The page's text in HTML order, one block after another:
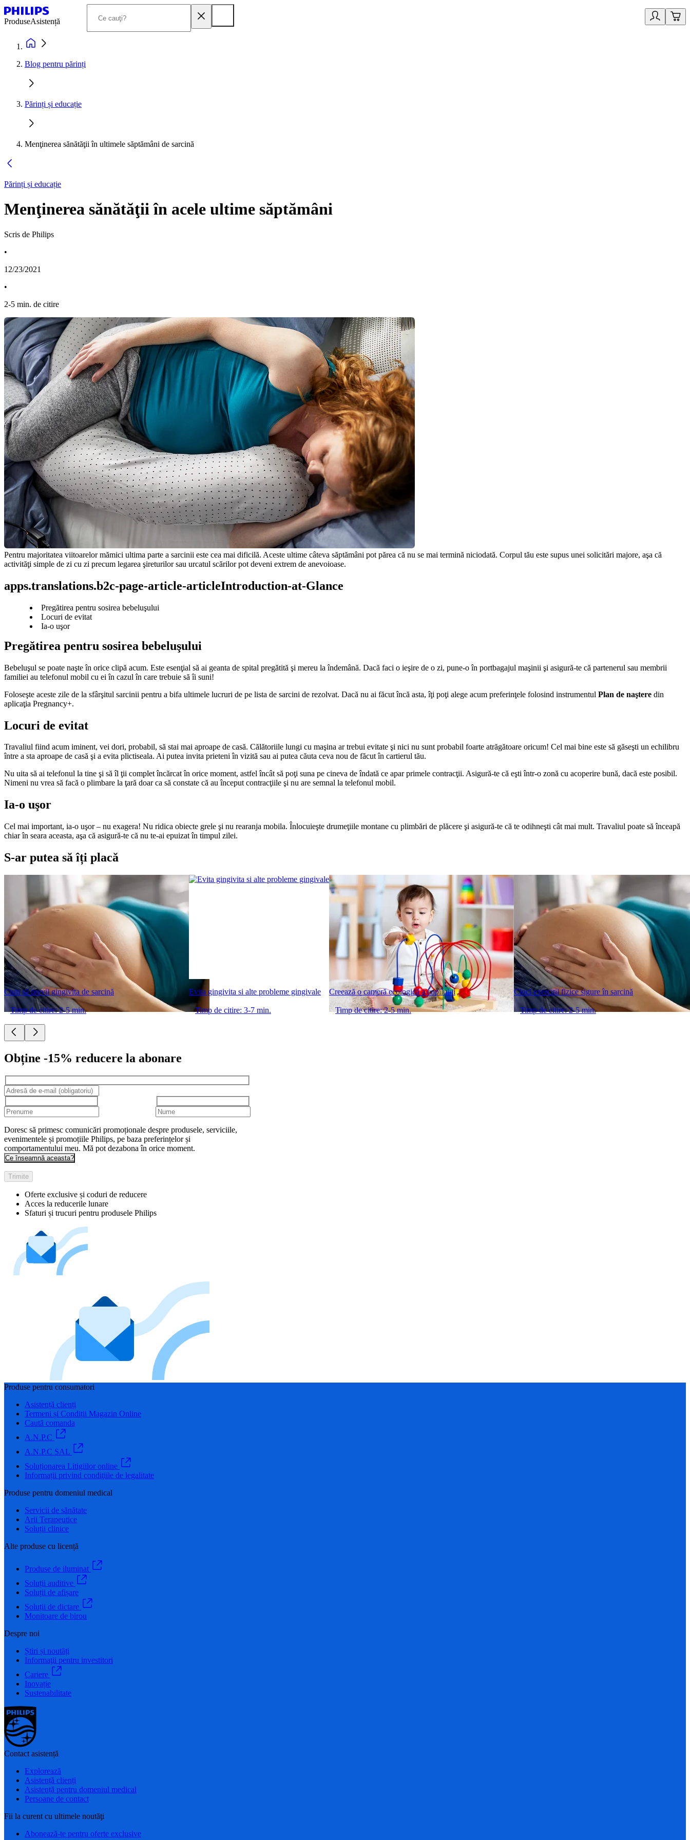
ProduseAsistență
Blog pentru părinți
Părinți și educație
Menţinerea sănătăţii în ultimele săptămâni de sarcină
Părinți și educație
Menţinerea sănătăţii în acele ultime săptămâni
Scris de Philips
•
12/23/2021
•
2-5 min. de citire
Pentru majoritatea viitoarelor mămici ultima parte a sarcinii este cea mai dificilă. Aceste ultime câteva săptămâni pot părea că nu se mai termină niciodată. Corpul tău este supus unei solicitări majore, aşa că
activităţi simple de zi cu zi precum legarea şireturilor sau urcatul scărilor pot deveni extrem de anevoioase.
apps.translations.b2c-page-article-articleIntroduction-at-Glance
Pregătirea pentru sosirea bebeluşului
Locuri de evitat
Ia-o uşor
Pregătirea pentru sosirea bebeluşului
Bebeluşul se poate naşte în orice clipă acum. Este esenţial să ai geanta de spital pregătită şi mereu la îndemână. Dacă faci o ieşire de o zi, pune-o în portbagajul maşinii şi asigură-te că partenerul sau membrii
familiei au telefonul mobil cu ei în cazul în care trebuie să îi suni!
Foloseşte aceste zile de la sfârşitul sarcinii pentru a bifa ultimele lucruri de pe lista de sarcini de rezolvat. Dacă nu ai făcut încă asta, îţi poţi alege acum preferinţele folosind instrumentul Plan de naştere din
aplicaţia Pregnancy+.
Locuri de evitat
Travaliul fiind acum iminent, vei dori, probabil, să stai mai aproape de casă. Călătoriile lungi cu maşina ar trebui evitate şi nici nu sunt probabil foarte atrăgătoare oricum! Cel mai bine este să găseşti un echilibru
între a sta aproape de casă şi a evita plictiseala. Ai putea invita prieteni în vizită sau ai putea căuta ceva nou de făcut în cartierul tău.
Nu uita să ai telefonul la tine şi să îl ţii complet încărcat în orice moment, astfel încât să poţi suna pe cineva de îndată ce apar primele contracţii. Asigură-te că eşti într-o zonă cu acoperire bună, dacă este posibil.
Nimeni nu vrea să facă o plimbare la ţară doar ca să constate că au început contracţiile şi nu are semnal la telefonul mobil.
Ia-o uşor
Cel mai important, ia-o uşor – nu exagera! Nu ridica obiecte grele şi nu rearanja mobila. Înlocuieşte drumeţiile montane cu plimbări de plăcere şi asigură-te că te odihneşti cât mai mult. Travaliul poate să înceapă
chiar în seara aceasta, aşa că asigură-te că nu te-ai epuizat în timpul zilei.
S-ar putea să îți placă
Cum să previi gingivita de sarcină
Timp de citire: 2-5 min.
Evita gingivita si alte probleme gingivale
Timp de citire: 3-7 min.
Creează o cameră ecologică a copilului
Timp de citire: 2-5 min.
Cinci exerciţii fizice sigure în sarcină
Timp de citire: 2-5 min.
Obține -15% reducere la abonare
Doresc să primesc comunicări promoționale despre produsele, serviciile,
evenimentele și promoțiile Philips, pe baza preferințelor și
comportamentului meu. Mă pot dezabona în orice moment.
Ce înseamnă aceasta?
Trimite
Oferte exclusive și coduri de reducere
Acces la reducerile lunare
Sfaturi și trucuri pentru produsele Philips
Produse pentru consumatori
Asistență clienți
Termeni și Condiții Magazin Online
Caută comanda
A.N.P.C
A.N.P.C SAL
Soluționarea Litigiilor online
Informații privind condiţiile de legalitate
Produse pentru domeniul medical
Servicii de sănătate
Arii Terapeutice
Soluții clinice
Alte produse cu licență
Produse de iluminat
Soluții auditive
Soluții de afișare
Soluții de dictare
Monitoare de birou
Despre noi
Știri și noutăți
Informaţii pentru investitori
Cariere
Inovație
Sustenabilitate
Contact asistență
Explorează
Asistență clienți
Asistență pentru domeniul medical
Persoane de contact
Fii la curent cu ultimele noutăţi
Abonează-te pentru oferte exclusive